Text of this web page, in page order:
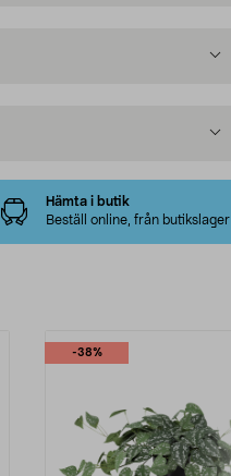
Hämta i butik
Beställ online, från butikslager
-38%